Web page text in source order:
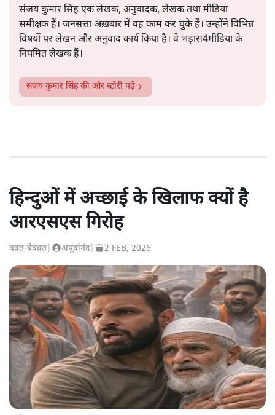
संजय कुमार सिंह एक लेखक, अनुवादक, लेखक तथा मीडिया
समीक्षक हैं। जनसत्ता अख़बार में वह काम कर चुके हैं। उन्होंने विभिन्न
विषयों पर लेखन और अनुवाद कार्य किया है। वे भड़ास4मीडिया के
नियमित लेखक हैं।
संजय कुमार सिंहकी और स्टोरी पढ़ें
हिन्दुओं में अच्छाई के खिलाफ क्यों है
आरएसएस गिरोह
वक़्त-बेवक़्त अपूर्वानंद| 2 FEB, 2026